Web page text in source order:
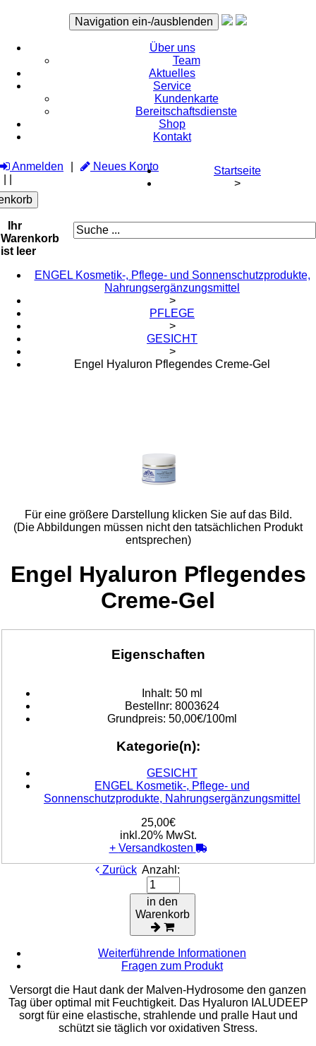
Navigation ein-/ausblenden
Über uns
Team
Aktuelles
Service
Kundenkarte
Bereitschaftsdienste
Shop
Kontakt
Anmelden
Neues Konto
Ihr
Warenkorb
ist leer
Startseite
>
ENGEL Kosmetik-, Pflege- und Sonnenschutzprodukte,
Nahrungsergänzungsmittel
>
PFLEGE
>
GESICHT
>
Engel Hyaluron Pflegendes Creme-Gel
Für eine größere Darstellung klicken Sie auf das Bild.
(Die Abbildungen müssen nicht den tatsächlichen Produkt
entsprechen)
Engel Hyaluron Pflegendes
Creme-Gel
Eigenschaften
Inhalt: 50 ml
Bestellnr: 8003624
Grundpreis: 50,00€/100ml
Kategorie(n):
GESICHT
ENGEL Kosmetik-, Pflege- und
Sonnenschutzprodukte, Nahrungsergänzungsmittel
25,00€
inkl.20% MwSt.
+ Versandkosten
Zurück Anzahl:
in den
Warenkorb
Weiterführende Informationen
Fragen zum Produkt
Versorgt die Haut dank der Malven-Hydrosome den ganzen
Tag über optimal mit Feuchtigkeit. Das Hyaluron IALUDEEP
sorgt für eine elastische, strahlende und pralle Haut und
schützt sie täglich vor oxidativen Stress.